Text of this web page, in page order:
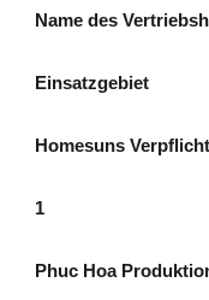
Name des
Einsatzgebiet
Homesuns
1
Phuc Hoa